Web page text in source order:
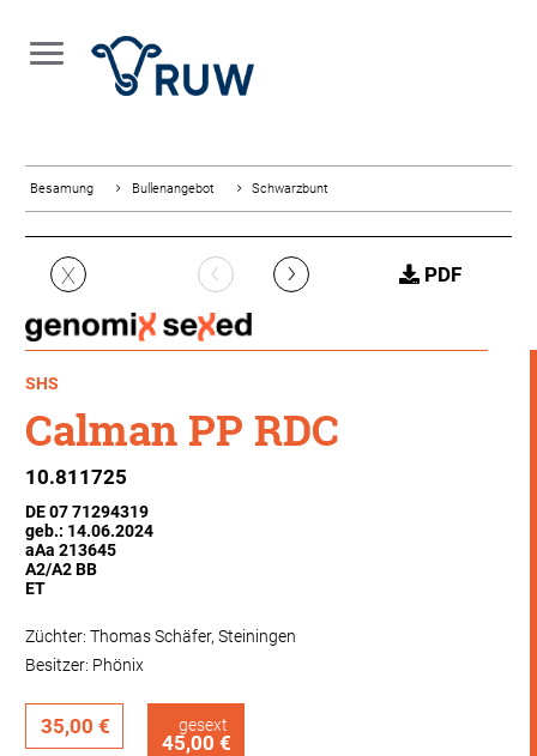
Besamung Bullenangebot Schwarzbunt
X ‹ › PDF
SHS
Calman PP RDC
10.811725
DE 07 71294319
geb.: 14.06.2024
aAa 213645
A2/A2 BB
ET
Züchter: Thomas Schäfer, Steiningen
Besitzer: Phönix
35,00 € gesext
45,00 €